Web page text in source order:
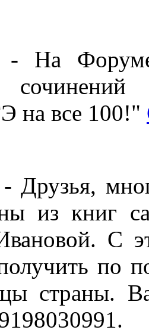
- На
на все 100!"
- Друзья,
из книг
С
по
страны.